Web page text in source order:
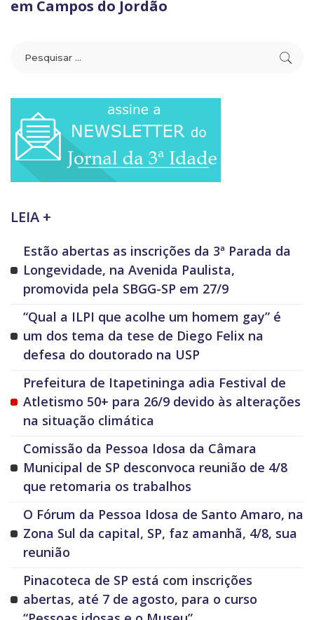
em Campos do Jordão
LEIA +
Estão abertas as inscrições da 3ª Parada da
Longevidade, na Avenida Paulista,
promovida pela SBGG-SP em 27/9
“Qual a ILPI que acolhe um homem gay” é
um dos tema da tese de Diego Felix na
defesa do doutorado na USP
Prefeitura de Itapetininga adia Festival de
Atletismo 50+ para 26/9 devido às alterações
na situação climática
Comissão da Pessoa Idosa da Câmara
Municipal de SP desconvoca reunião de 4/8
que retomaria os trabalhos
O Fórum da Pessoa Idosa de Santo Amaro, na
Zona Sul da capital, SP, faz amanhã, 4/8, sua
reunião
Pinacoteca de SP está com inscrições
abertas, até 7 de agosto, para o curso